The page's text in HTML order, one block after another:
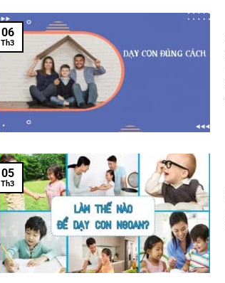
06
Th3
05
Th3